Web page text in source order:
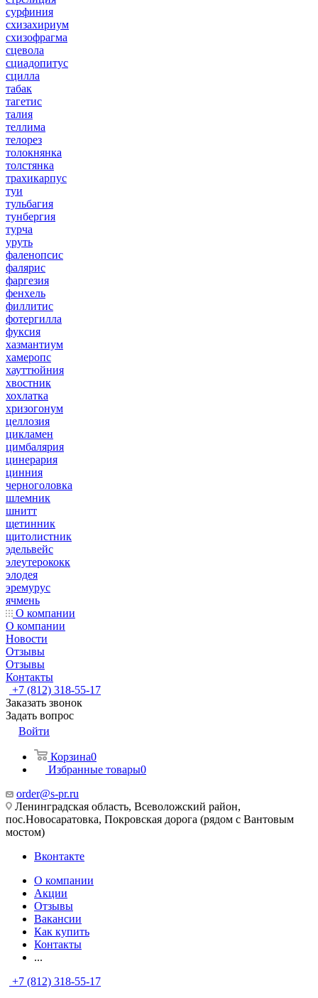
сурфиния
схизахириум
схизофрагма
сцевола
сциадопитус
сцилла
табак
тагетис
талия
теллима
телорез
толокнянка
толстянка
трахикарпус
туи
тульбагия
тунбергия
турча
уруть
фаленопсис
фалярис
фаргезия
фенхель
филлитис
фотергилла
фуксия
хазмантиум
хамеропс
хауттюйния
хвостник
хохлатка
хризогонум
целлозия
цикламен
цимбалярия
цинерария
цинния
черноголовка
шлемник
шнитт
щетинник
щитолистник
эдельвейс
элеутерококк
элодея
эремурус
ячмень
О компании
О компании
Новости
Отзывы
Отзывы
Контакты
+7 (812) 318-55-17
Заказать звонок
Задать вопрос
Войти
Корзина0
Избранные товары0
order@s-pr.ru
Ленинградская область, Всеволожский район,
пос.Новосаратовка, Покровская дорога (рядом с Вантовым
мостом)
Вконтакте
О компании
Акции
Отзывы
Вакансии
Как купить
Контакты
...
+7 (812) 318-55-17